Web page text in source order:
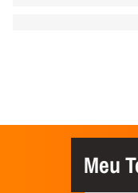
Meu